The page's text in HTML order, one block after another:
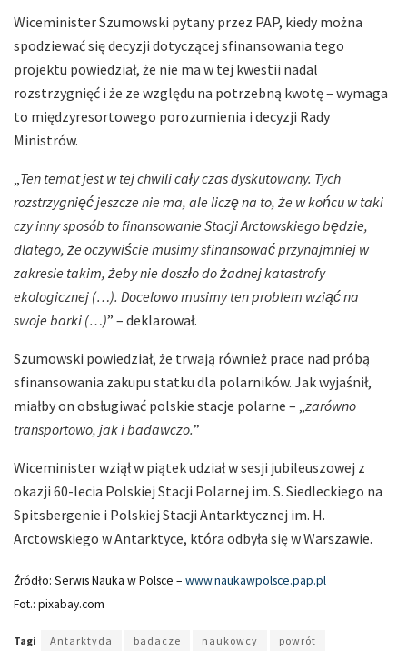
Wiceminister Szumowski pytany przez PAP, kiedy można
spodziewać się decyzji dotyczącej sfinansowania tego
projektu powiedział, że nie ma w tej kwestii nadal
rozstrzygnięć i że ze względu na potrzebną kwotę – wymaga
to międzyresortowego porozumienia i decyzji Rady
Ministrów.
Ten temat jest w tej chwili cały czas dyskutowany. Tych
rozstrzygnięć jeszcze nie ma, ale liczę na to, że w końcu w taki
czy inny sposób to finansowanie Stacji Arctowskiego będzie,
dlatego, że oczywiście musimy sfinansować przynajmniej w
zakresie takim, żeby nie doszło do żadnej katastrofy
ekologicznej (…). Docelowo musimy ten problem wziąć na
swoje barki (…)” – deklarował.
Szumowski powiedział, że trwają również prace nad próbą
sfinansowania zakupu statku dla polarników. Jak wyjaśnił,
miałby on obsługiwać polskie stacje polarne – „ zarówno
transportowo, jak i badawczo.”
Wiceminister wziął w piątek udział w sesji jubileuszowej z
okazji 60-lecia Polskiej Stacji Polarnej im. S. Siedleckiego na
Spitsbergenie i Polskiej Stacji Antarktycznej im. H.
Arctowskiego w Antarktyce, która odbyła się w Warszawie.
Źródło: Serwis Nauka w Polsce – www.naukawpolsce.pap.pl
Fot.: pixabay.com
Tagi Antarktyda badacze naukowcy powrót